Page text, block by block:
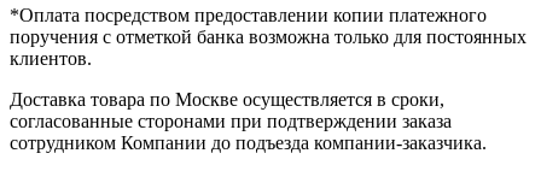
*Оплата посредством предоставлении копии платежного
поручения с отметкой банка возможна только для постоянных
клиентов.
Доставка товара по Москве осуществляется в сроки,
согласованные сторонами при подтверждении заказа
сотрудником Компании до подъезда компании-заказчика.